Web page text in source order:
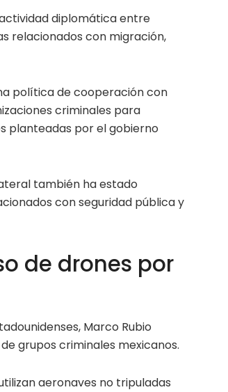
diplomática entre
relacionados con migración,
política de cooperación con
criminales para
planteadas por el gobierno
también ha estado
con seguridad pública y
de drones por
Marco Rubio
grupos criminales mexicanos.
aeronaves no tripuladas